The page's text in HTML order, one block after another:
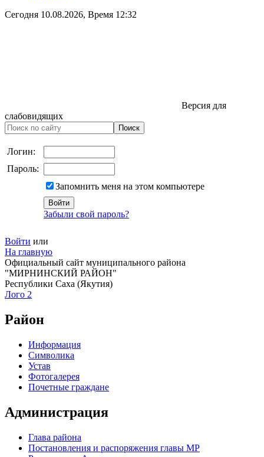
Сегодня 10.08.2026, Время 12:32
Версия для
слабовидящих
Логин:
Пароль:
Запомнить меня на этом компьютере
Забыли свой пароль?
Войти или
На главную
Официальный сайт муниципального района
"МИРНИНСКИЙ РАЙОН"
Республики Саха (Якутия)
Лого 2
Район
Информация
Символика
Устав
Фотогалерея
Почетные граждане
Администрация
Глава района
Постановления и распоряжения главы МР